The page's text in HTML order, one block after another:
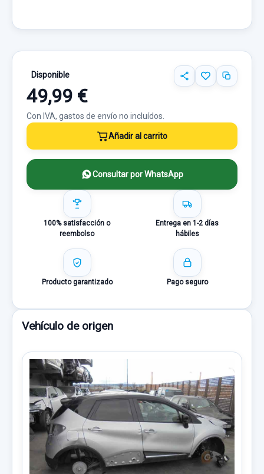
Disponible
49,99 €
Con IVA, gastos de envío no incluídos.
Añadir al carrito
Consultar por WhatsApp
100% satisfacción o
reembolso
Entrega en 1-2 días
hábiles
Producto garantizado Pago seguro
Vehículo de origen